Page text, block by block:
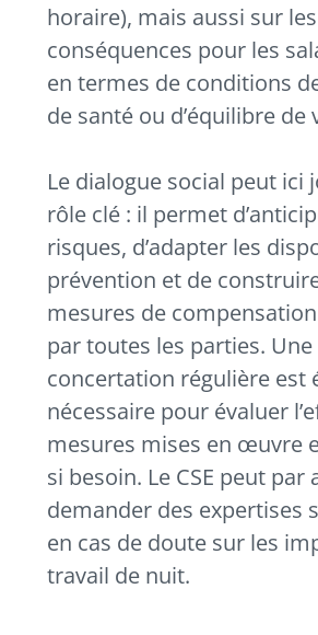
horaire), mais aussi sur les
conséquences pour les
en termes de conditions
de santé ou d’équilibre de
Le dialogue social peut ici
rôle clé : il permet
risques, d’adapter les
prévention et de
mesures de
par toutes les parties. Une
concertation régulière est
nécessaire pour évaluer
mesures mises en œuvre
si besoin. Le CSE peut par
demander des expertises
en cas de doute sur les
travail de nuit.